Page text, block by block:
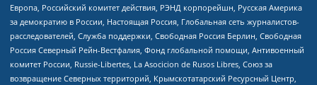
Европа, Российский комитет действия, РЭНД корпорейшн, Русская Америка
за демократию в России, Настоящая Россия, Глобальная сеть журналистов-
расследователей, Служба поддержки, Свободная Россия Берлин, Свободная
Россия Северный Рейн-Вестфалия, Фонд глобальной помощи, Антивоенный
комитет России, Russie-Libertes, La Asocicion de Rusos Libres, Союз за
возвращение Северных территорий, Крымскотатарский Ресурсный Центр,